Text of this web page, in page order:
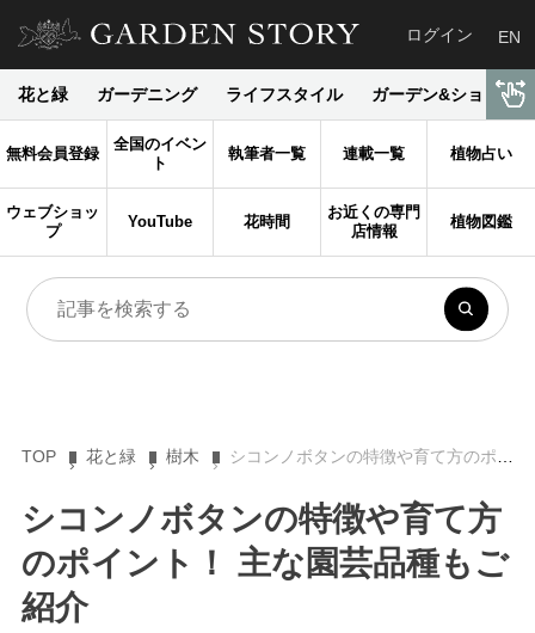
ログイン EN
花と緑 ガーデニング ライフスタイル ガーデン&ショップ
無料会員登録
全国のイベン
ト
執筆者一覧 連載一覧 植物占い
ウェブショッ
プ
YouTube 花時間
お近くの専門
店情報
植物図鑑
TOP 花と緑 樹木 シコンノボタンの特徴や育て方のポイント！ 主な園芸品種もご紹介
シコンノボタンの特徴や育て方
のポイント！ 主な園芸品種もご
紹介